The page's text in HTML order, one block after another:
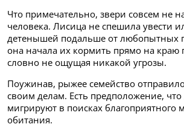
Что примечательно, звери совсем не
человека. Лисица не спешила увести
детенышей подальше от любопытных
она начала их кормить прямо на краю
словно не ощущая никакой угрозы.
Поужинав, рыжее семейство
своим делам. Есть предположение,
мигрируют в поисках благоприятного
обитания.